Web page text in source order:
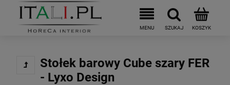
Stołek barowy Cube szary FER
- Lyxo Design